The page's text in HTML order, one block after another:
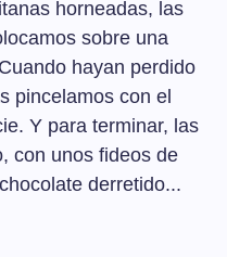
horneadas, las
sobre una
hayan perdido
pincelamos con el
Y para terminar, las
con unos fideos de
derretido...